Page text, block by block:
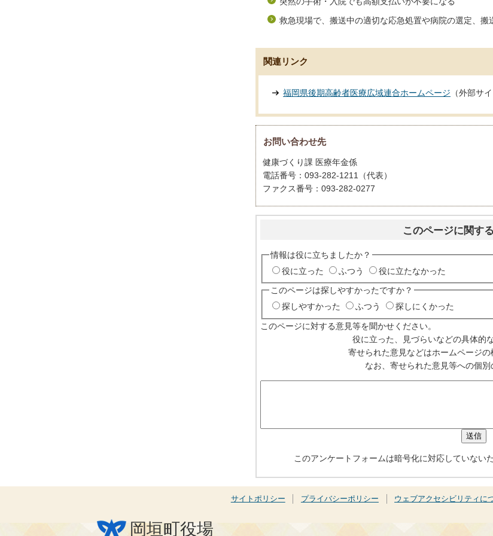
救急現場で、搬送中の適切な応急処置や病院の選定、搬
関連リンク
福岡県後期高齢者医療広域連合ホームページ （外部サ
お問い合わせ先
健康づくり課 医療年金係
電話番号：093-282-1211（代表）
ファクス番号：093-282-0277
このページに関す
情報は役に立ちましたか？
役に立った
ふつう 役に立たなかった
このページは探しやすかったですか？
探しやすかった
ふつう 探しにくかった
このページに対する意見等を聞かせください。
役に立った、見づらいなどの具体的
寄せられた意見などはホームページの
なお、寄せられた意見等への個別
このアンケートフォームは暗号化に対応していない
サイトポリシー プライバシーポリシー ウェブアクセシビリティに
岡垣町役場